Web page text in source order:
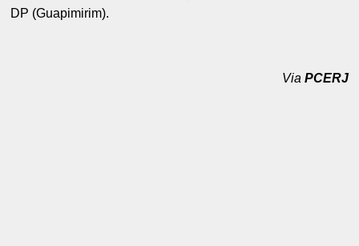
DP (Guapimirim).
Via PCERJ